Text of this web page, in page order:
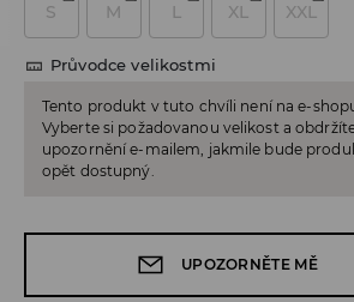
S M L XL XXL
Průvodce velikostmi
Tento produkt v tuto chvíli není na e-
Vyberte si požadovanou velikost a
upozornění e-mailem, jakmile bude
opět dostupný.
UPOZORNĚTE MĚ